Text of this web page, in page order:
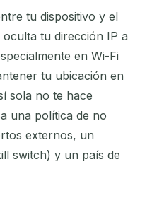
tu dispositivo y el
tu dirección IP a
en Wi-Fi
tu ubicación en
sola no te hace
una política de no
externos, un
switch) y un país de